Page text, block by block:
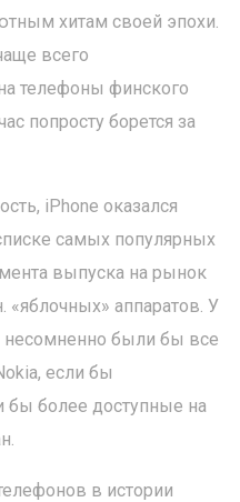
хитам своей эпохи.
всего
телефоны финского
попросту борется за
iPhone оказался
самых популярных
выпуска на рынок
аппаратов. У
несомненно были бы все
если бы
более доступные на
в истории